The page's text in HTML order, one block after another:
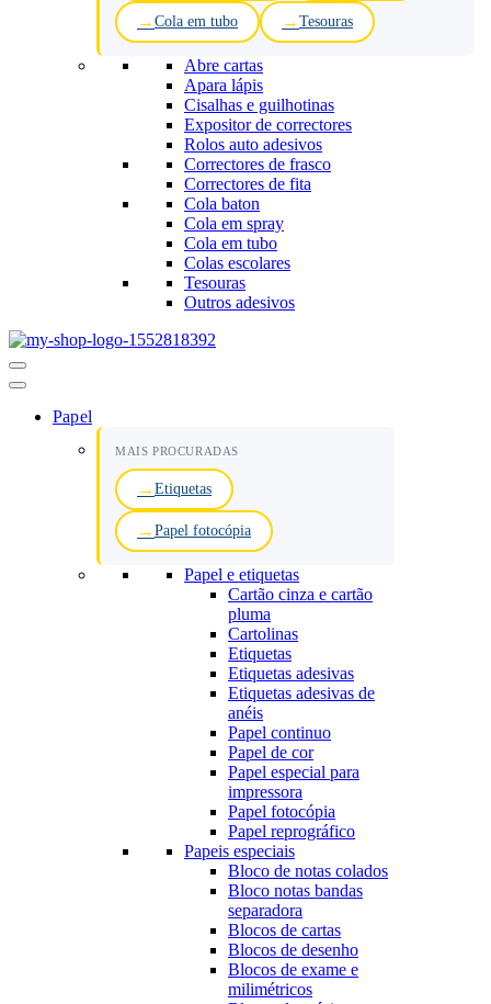
Cola em tubo Tesouras
Abre cartas
Apara lápis
Cisalhas e guilhotinas
Expositor de correctores
Rolos auto adesivos
Correctores de frasco
Correctores de fita
Cola baton
Cola em spray
Cola em tubo
Colas escolares
Tesouras
Outros adesivos
Menu
de
Papel
MAIS PROCURADAS
Etiquetas
Papel fotocópia
Papel e etiquetas
Cartão cinza e cartão
pluma
Cartolinas
Etiquetas
Etiquetas adesivas
Etiquetas adesivas de
anéis
Papel continuo
Papel de cor
Papel especial para
impressora
Papel fotocópia
Papel reprográfico
Papeis especiais
Bloco de notas colados
Bloco notas bandas
separadora
Blocos de cartas
Blocos de desenho
Blocos de exame e
milimétricos